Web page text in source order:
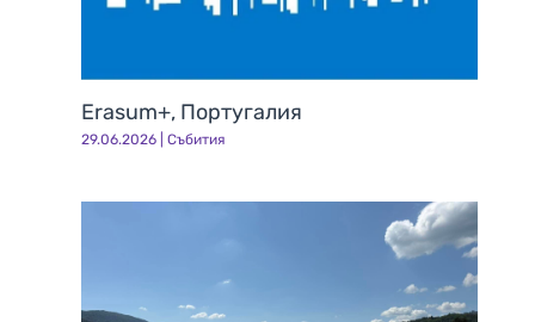
Erasum+, Португалия
29.06.2026 |Събития